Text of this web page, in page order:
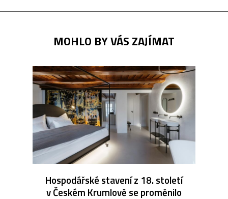
MOHLO BY VÁS ZAJÍMAT
Hospodářské stavení z 18. století
v Českém Krumlově se proměnilo